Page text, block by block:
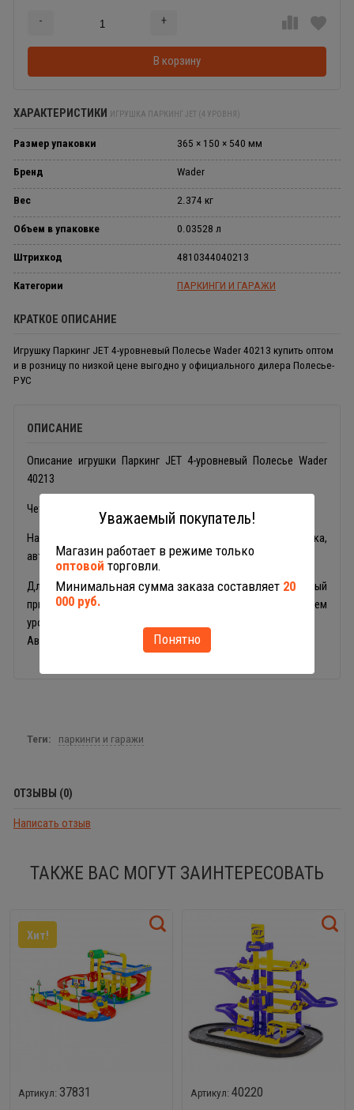
- +
В корзину
ХАРАКТЕРИСТИКИ ИГРУШКА ПАРКИНГ JET (4 УРОВНЯ)
Размер упаковки 365 × 150 × 540 мм
Бренд Wader
Вес 2.374 кг
Объем в упаковке 0.03528 л
Штрихкод 4810344040213
Категории ПАРКИНГИ И ГАРАЖИ
КРАТКОЕ ОПИСАНИЕ
Игрушку Паркинг JET 4-уровневый Полесье Wader 40213 купить оптом
и в розницу по низкой цене выгодно у официального дилера Полесье-
РУС
ОПИСАНИЕ
Описание игрушки Паркинг JET 4-уровневый Полесье Wader
40213
Четырехуровневый паркинг.
На первом уровне паркинга расположены автомойка,
автозаправка, эстакада.
Для подъема на остальные уровни установлен лифт, который
приводится в движение с помощью рукоятки на верхнем
уровне.
Автомобили в комплект не входят.
Теги: паркинги и гаражи
ОТЗЫВЫ (0)
Написать отзыв
ТАКЖЕ ВАС МОГУТ ЗАИНТЕРЕСОВАТЬ
Хит!
37831
40220
Уважаемый покупатель!
Магазин работает в режиме только
оптовой торговли.
Минимальная сумма заказа составляет 20
000 руб.
Понятно